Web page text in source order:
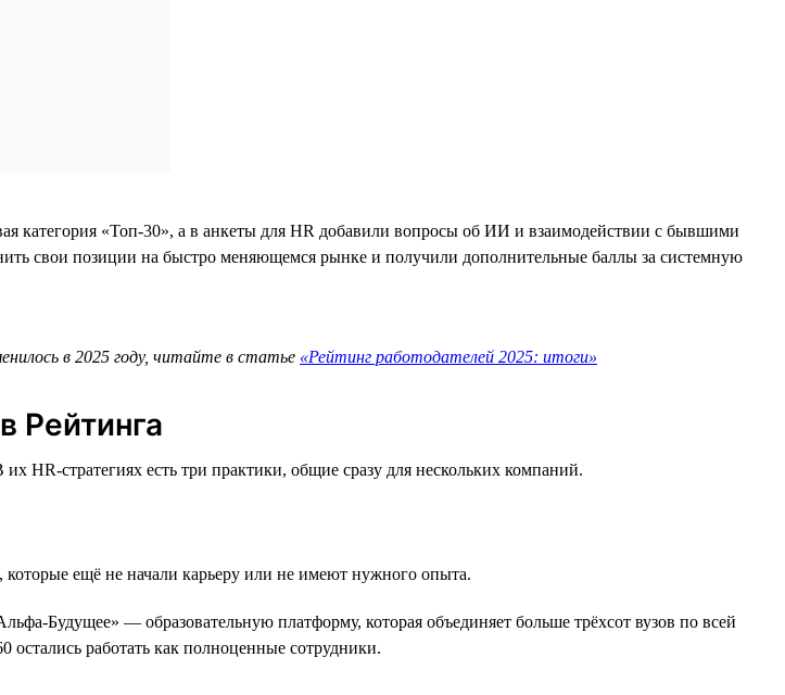
категория «Топ-30», а в анкеты для HR добавили вопросы об ИИ и взаимодействии с бывшими
свои позиции на быстро меняющемся рынке и получили дополнительные баллы за системную
в 2025 году, читайте в статье «Рейтинг работодателей 2025: итоги»
Рейтинга
HR-стратегиях есть три практики, общие сразу для нескольких компаний.
ещё не начали карьеру или не имеют нужного опыта.
Будущее» — образовательную платформу, которая объединяет больше трёхсот вузов по всей
работать как полноценные сотрудники.